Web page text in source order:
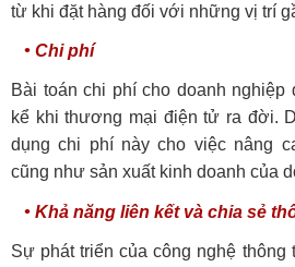
từ khi đặt hàng đối với những vị trí
• Chi phí
Bài toán chi phí cho doanh
kể khi thương mại điện tử ra đời.
dụng chi phí này cho việc nâng
cũng như sản xuất kinh doanh của
• Khả năng liên kết và chia sẻ
Sự phát triển của công nghệ thông